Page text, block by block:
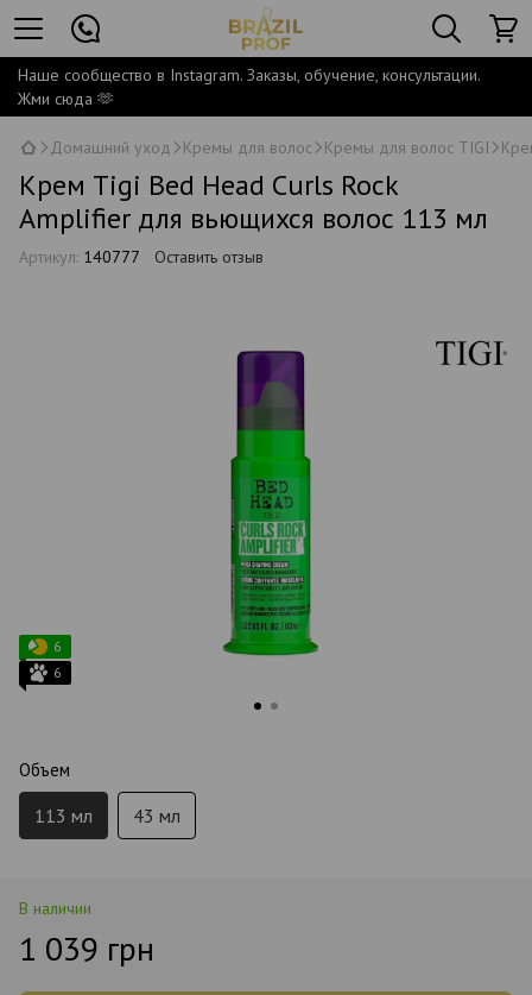
Наше сообщество в Instagram. Заказы, обучение, консультации.
Жми сюда 🫶
Домашний уход Кремы для волос Кремы для волос TIGI
Крем Tigi Bed Head Curls Rock
Amplifier для вьющихся волос 113 мл
Артикул: 140777 Оставить отзыв
6
6
Объем
113 мл 43 мл
В наличии
1 039 грн